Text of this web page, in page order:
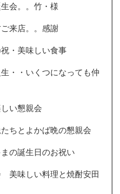
会。。竹・様
来店。。感謝
・美味しい食事
・・いくつになっても仲
い懇親会
ちとよかば晩の懇親会
の誕生日のお祝い
美味しい料理と焼酎安田